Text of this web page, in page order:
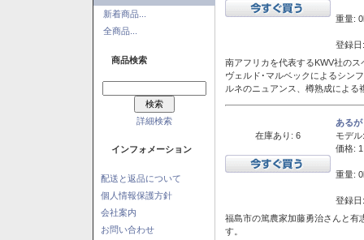
新着商品...
全商品...
商品検索
詳細検索
インフォメーション
配送と返品について
個人情報保護方針
会社案内
お問い合わせ
重量:
登録
南アフリカを代表するKWV社の
ヴェルド･マルベックによるシン
ルネのニュアンス、樽熟成によ
在庫あり: 6
ある
モデル:
価格:
重量:
登録
福島市の篤農家加藤勇治さんと有
す。